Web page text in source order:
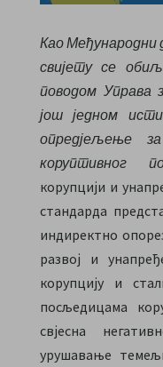
Као Међународни
свијету се
поводом Управа
још једном
опредјељење за
коруптивног
корупцији и
стандарда
индиректно
развој и
корупцију и
посљедицама
свјесна
урушавање